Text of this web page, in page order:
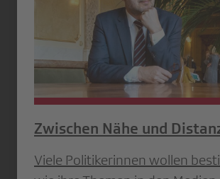
Zwischen Nähe und
Viele Politikerinnen wollen